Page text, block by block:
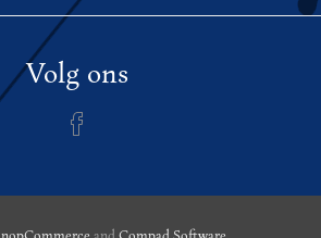
Volg ons